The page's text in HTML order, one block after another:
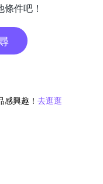
件吧！
興趣！ 去逛逛